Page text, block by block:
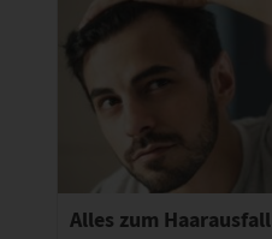
Alles zum Haarausfall